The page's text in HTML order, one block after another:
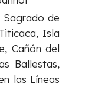
de
Isla
Cañón del
Ballestas,
las Líneas